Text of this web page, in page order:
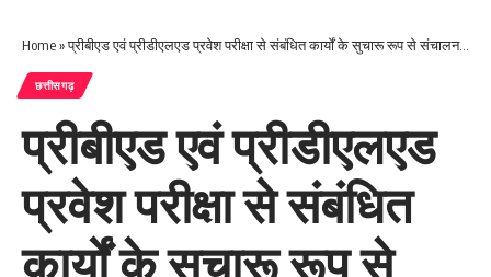
Home»प्रीबीएड एवं प्रीडीएलएड प्रवेश परीक्षा से संबंधित कार्यों के सुचारू रूप से संचालन हेतु कलेक्टर श्री विलास भोसकर ने पर्यवेक्षकों की ली बैठक
छत्तीसगढ़
प्रीबीएड एवं प्रीडीएलएड
प्रवेश परीक्षा से संबंधित
कार्यों के सुचारू रूप से